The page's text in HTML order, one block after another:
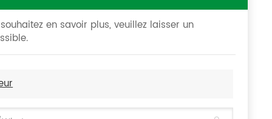
en savoir plus, veuillez laisser un